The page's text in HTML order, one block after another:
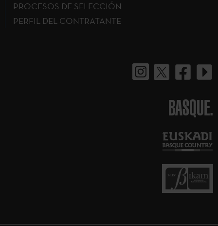
PROCESOS DE SELECCIÓN
PERFIL DEL CONTRATANTE
BASQUE.